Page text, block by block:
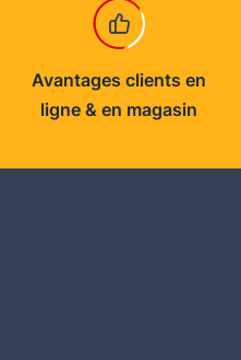
Avantages clients en
ligne & en magasin